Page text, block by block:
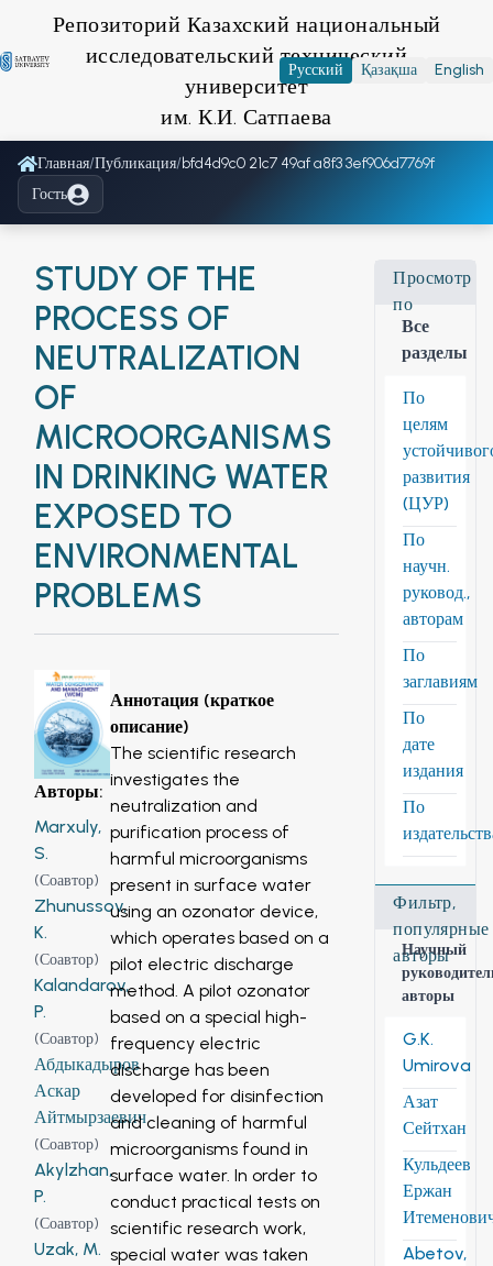
Репозиторий Казахский национальный
исследовательский технический
университет
им. К.И. Сатпаева
Русский Қазақша English
Главная/Публикация/bfd4d9c0 21c7 49af a8f3 3ef906d7769f
Гость
STUDY OF THE
PROCESS OF
NEUTRALIZATION
OF
MICROORGANISMS
IN DRINKING WATER
EXPOSED TO
ENVIRONMENTAL
PROBLEMS
Авторы:
Marxuly,
S.
(Соавтор)
Zhunussov,
K.
(Соавтор)
Kalandarov,
P.
(Соавтор)
Абдыкадыров
Аскар
Айтмырзаевич
(Соавтор)
Akylzhan,
P.
(Соавтор)
Uzak, M.
Аннотация (краткое
описание)
The scientific research
investigates the
neutralization and
purification process of
harmful microorganisms
present in surface water
using an ozonator device,
which operates based on a
pilot electric discharge
method. A pilot ozonator
based on a special high-
frequency electric
discharge has been
developed for disinfection
and cleaning of harmful
microorganisms found in
surface water. In order to
conduct practical tests on
scientific research work,
special water was taken
Просмотр
по
Все
разделы
По
целям
развития
(ЦУР)
По
научн.
руковод.,
авторам
По
заглавиям
По
дате
издания
По
Фильтр,
популярные
авторы
Научный
авторы
G.K.
Umirova
Азат
Сейтхан
Кульдеев
Ержан
Abetov,